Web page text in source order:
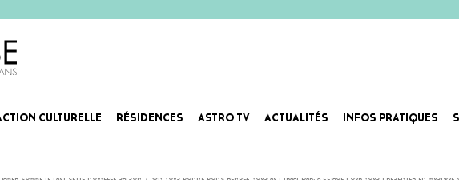
CULTURELLE RÉSIDENCES ASTRO TV ACTUALITÉS INFOS PRATIQUES
comme il faut cette nouvelle saison ? On vous donne donc rendez-vous au Piraat Bar, à l’étage pour vous présenter en